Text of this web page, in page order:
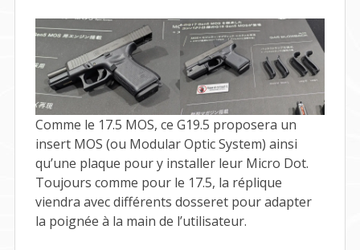
Comme le 17.5 MOS, ce G19.5 proposera un
insert MOS (ou Modular Optic System) ainsi
qu’une plaque pour y installer leur Micro Dot.
Toujours comme pour le 17.5, la réplique
viendra avec différents dosseret pour adapter
la poignée à la main de l’utilisateur.